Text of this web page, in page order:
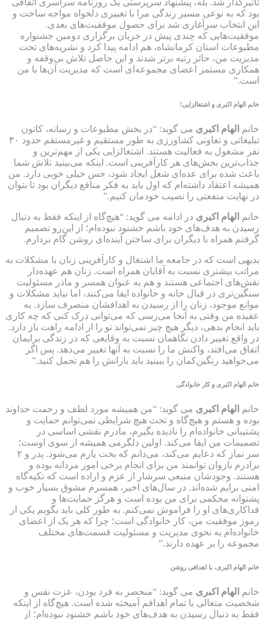
بود که به نوعی مسیر زندگی مرا با تغییری دلخواه مواجه ساخت و
این انتخاب سرآغازی شد برای حصول موفقیت‌های بعدی.
موفقیت‌هایی که چندی پیش در جریان برگزاری دومین جشنواره
مطبوعات استان کرمانشاه، هم ادامه پیدا کرد و نشریه‌های تحت
مدیریت من، حائز رتبه برتر شدند و این حاصل تلاش بی‌وقفه و
همکاری مستمر اعضای مجموعه‌ای است که مدیریت آن‌ها با من
است.”
خانم الهام اکبری و اشتغالزایی!
خانم الهام اکبری می گوید: “در بخش مطبوعات و رسانه، کانون
تبلیغاتی و تعاونی کشاورزی به طور مستقیم و غیرمستقم حدود ۳۰
نفر مشغول به فعالیت هستند. اشتغالزایی یکی از مهم‌ترین و
جذاب‌ترین بخش‌های هر کارآفرینی است. اینکه می‌بینید تلاش شما
باعث شده برای عده‌ای شغل ایجاد شود، حس خیلی خوبی دارد. من
همیشه اعتقاد داشته‌ام که اول باید به فکر منافع دیگران بود تا بتوان
در نهایت منفعتی را نصیب خودمان کنیم.”
خانم الهام اکبری در ادامه می گوید: “هیچ‌گاه از اینکه فقط به دنبال
رسیدن به هدف‌های خود باشم خشنود نبوده‌ام؛ از این‌رو تصمیم
گرفتم همراه با دیگران برای ساختن آینده‌ای روشن گام بردارم.
بدیهی است که در جامعه ما اشتغال و کارآفرینی زنان با مشکلات به
مراتب بیشتری نسبت به آقایان همراه است. زنان هم عهده‌دار
نقش‌های اجتماعی هستند و هم به عنوان همسر و مادر مسئولیت
سنگین‌تری در قبال خانه و خانواده ایفا می‌کنند، اما نباید مشکلات و
موانع موجود، زنان را از رسیدن به اهدافشان منصرف سازد. به
عقیده من وقتی به آنجا می‌رسی که می‌توانی درک کنی که چه کاری
باید انجام بدهی، دیگر هیچ چیز نمی‌تواند تو را از ادامه راهت باز دارد.
در واقع تغییر دادن نگاهمان نسبت به وقایعی که در زندگی برایمان
اتفاق می‌افتد، واکنش ما را نسبت به آنها تغییر می‌دهد. پس اگر
می‌خواهید رنگین‌کمان را ببینید باید بارانش را هم تحمل کنید.”
خانم الهام اکبری و کار خانوادگی
خانم الهام اکبری می گوید: “من همیشه مورد لطف و رحمت خداوند
بوده و هستم و هیچ‌گاه و تحت هیچ شرایطی نمی‌توانم حمایت و
پشتیبانی خانواده‌ام را نادیده بگیرم، مادرم نقشی اساسی در
تصمیمات من ایفا می‌کند. اولین دلگرمی همیشه از سوی اوست؛
سر نماز که دعایم می‌کند، می‌دانم که بخت یارم می‌شود. پدر و ۲
برادرم بازوان توانمند من برای انجام برخی امور مردانه بوده و
هستند. وجودشان منبعی سرشار از عزم و اراده است که تکیه‌گاه
امنی برایم شده‌اند. در سال‌های اخیر، همسرم مشوق بسیار خوب و
پشتوانه محکمی برای من بوده است و هرگز حمایت‌ها و
فداکاری‌های او را فراموش نمی‌کنم. به طور کلی باید بگویم‌ یکی از
رموز موفقیت من، کار خانوادگی است؛ چرا که هر یک از اعضای
خانواده‌ام به نحوی مدیریت و مسئولیت قسمت‌های مختلف
مجموعه را بر عهده دارند.”
خانم الهام اکبری، با اهدافی روشن
خانم الهام اکبری می گوید: “منحصر به فرد بودن، عزت نفس و
شخصیت متعالی با تمام اهدافم آمیخته شده است. هیچ‌گاه از اینکه
فقط به دنبال رسیدن به هدف‌های خود باشم خشنود نبوده‌ام؛ از